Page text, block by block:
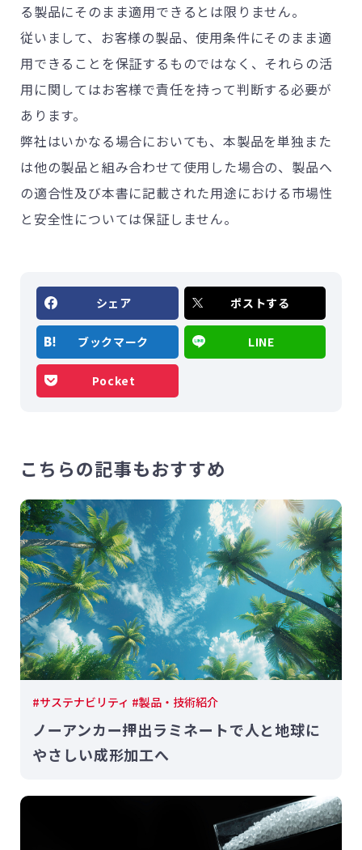
る製品にそのまま適用できるとは限りません。
従いまして、お客様の製品、使用条件にそのまま適
用できることを保証するものではなく、それらの活
用に関してはお客様で責任を持って判断する必要が
あります。
弊社はいかなる場合においても、本製品を単独また
は他の製品と組み合わせて使用した場合の、製品へ
の適合性及び本書に記載された用途における市場性
と安全性については保証しません。
シェア ポストする
ブックマーク LINE
Pocket
こちらの記事もおすすめ
#サステナビリティ #製品・技術紹介
ノーアンカー押出ラミネートで人と地球に
やさしい成形加工へ